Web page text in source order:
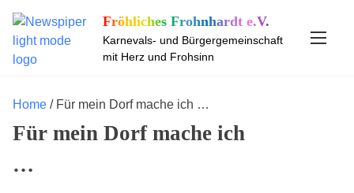
Fröhliches Frohnhardt e.V.
Karnevals- und Bürgergemeinschaft
mit Herz und Frohsinn
Home / Für mein Dorf mache ich …
Für mein Dorf mache ich
…